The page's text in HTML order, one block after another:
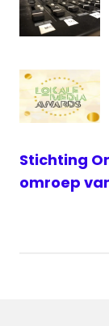
Stichting
omroep